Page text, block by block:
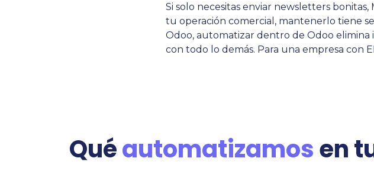
Si solo necesitas enviar newsletters
tu operación comercial, mantenerlo tiene
Odoo, automatizar dentro de Odoo
con todo lo demás. Para una empresa con
Quéautomatizamosen